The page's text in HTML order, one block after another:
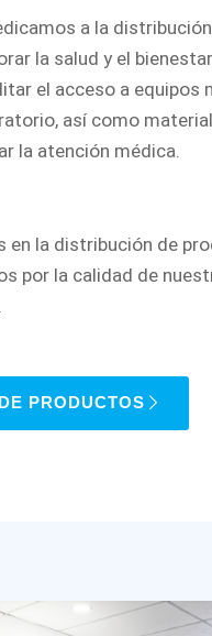
a la
la salud y el
el acceso a equipos
así como
la atención médica.
en la distribución de
por la calidad de
PRODUCTOS